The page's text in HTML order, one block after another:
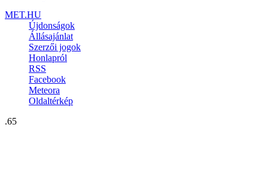
MET.HU
Újdonságok
Állásajánlat
Szerzői jogok
Honlapról
RSS
Facebook
Meteora
Oldaltérkép
.65